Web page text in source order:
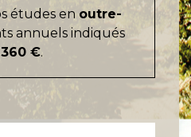
études en outre-
annuels indiqués
360 €.